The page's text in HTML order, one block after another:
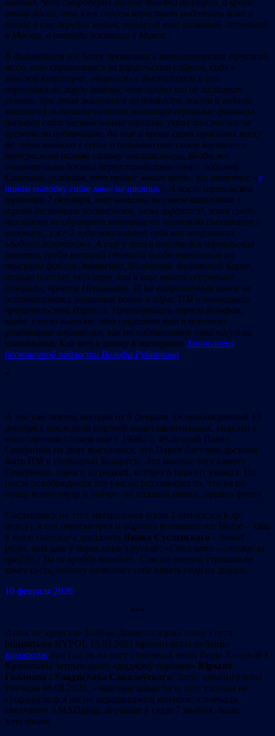
выплыл. Что смародерил многие тысячи долларов, а кроме
этого писал, что уже совсем перестает работать комп и
тогда я ему передал новый, который взял знакомый, летевший
в Москву, а оттуда доставил в Минск.
В дальнейшем все более проявлялась патологическая трусость
того, кто спрятавшись за израильским сайтом, сидя в
минской квартирке, «боролся» с диктатором и его
опричниками, гордо заявляя, что никто его не заставит
уехать, при этом жаловался на тяжесть жизни и годами
занимался вымогательством, вытащив огромные финансы.
Засыпав сайт бесконечными опусами, украл тысячи часов
времени на публикацию, да еще и кроме своих присылал массу
др, отысканного в сети, в большинстве своем заумного и
интересного только самому «политологу». Когда же
окончательно достал переустройством своей любимой
Синеокой, услышав, что принес много вреда, то ответил: «у
такім выпадку сайт мяне не цікавіць». А после израильской
трагедии 7 октября, эта нечисть на своем канальчике с
тремя десятками подписчиков, чем« гордится!, хотя среди
них никто не обращает внимание на полнстью съехавшего с
катушек, уже 2 года показывает себя как защитника
«бедных газоватов». А еще у него в почете вся израильская
левотня, среди которой ставший особо известным по
тысячам файлов Эпштейна, 80-летний блевотный Барак,
только потому, что тот, как и еще многие одуревшие
генералы, против Нетаньягу. И на выпрошенном компе не
останавливаясь выливает помои в адрес ПМ и нынешнего
правительства Израиля. Прикинувшись евреем вольфом,
когда стало выгодно, это существо так и осталось
уладзімірам паўлавічам, как он подписывает свои писульки
чиновникам. Как шел к этому в материале Хронология
бесконечной подлости Вольфа Рубинчика
*
А это уже постец негодяя от 9 февраля. Осовобожденный 13
декабря с последней партией политзаключенных, сиделец с
многолетним стажем еще с 1998-го, 49-летний Павел
Северинец на днях высказался, что Павел Латушко достоин
быть ПМ в свободной Беларуси. Это мнение того самого
Северинца, одного из редких, которого паразит уважал. Но
после освобождения тот уже не раз говорил то, что не по
нраву политолуху и сейчас, не называя имени, привел фотку.
Сославшись на этот матеральчик (скан 2 относился к др.
опусу), я его пересмотрел и обратил внимание на: Недзе – хіба
ў кнізе савецкага дысідэнта Якава Сусленскага – бачыў
радкі, якія даю ў перакладзе з рускай: «Гэта што – стаяць за
праўду, / Ты за праўду пасядзі». Сам же подлец страшно не
хочет сесть, потому позволяет себе вякать сидя на диване.
10 февраля 2026
***
Аніяк не адпускае 2020-ы. Данеслася рэха ажно з лета:
ініцыятыва BYPOL 13.02.2021 прэзентавала публіцы
відэаролік пра тое, як на рагу сталічных вуліц Веры Харужай і
Крапоткіна затрымлівалі «дыджэяў перамен» Кірыла
Галанава і Уладзіслава Сакалоўскага. Запіс, ажыццёўлены
ўвечары 06.08.2020, – чарговы доказ таго, што хлопцы не
супраціўляліся ды не перашкаджалі мінакам, а значыць,
сведчанне АМАПаўца, агучанае ў судзе 7 жніўня, было
хлуслівым.